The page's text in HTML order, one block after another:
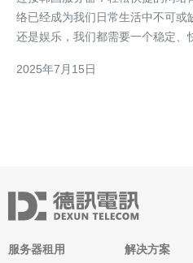
络已经成为我们日常生活中不可或
还是娱乐，我们都需要一个稳定、
的在线资源。 韩国作为亚洲发达国家之一，拥有先进的网络基础
2025年7月15日
服务器租用 解决方案